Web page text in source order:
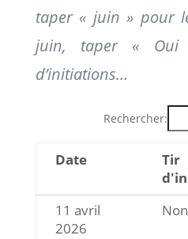
taper « juin » pour
juin, taper «
d’initiations…
Rechercher:
Date
Tir
Date
Tir
11 avril
2026
Non